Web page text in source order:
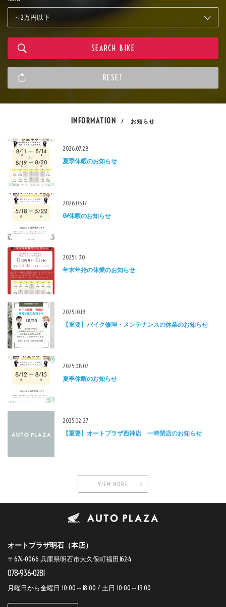
INFORMATION / お知らせ
2026.07.28
夏季休暇のお知らせ
2026.05.17
GW休暇のお知らせ
2025.11.30
年末年始の休業のお知らせ
2025.10.18
【重要】バイク修理・メンテナンスの休業のお知らせ
2025.08.07
夏季休暇のお知らせ
2025.02.27
【重要】オートプラザ西神店 一時閉店のお知らせ
VIEW MORE
オートプラザ明石（本店）
〒674-0066 兵庫県明石市大久保町福田162-4
078-936-0281
月曜日から金曜日 10:00～18:00 / 土日 10:00～19:00